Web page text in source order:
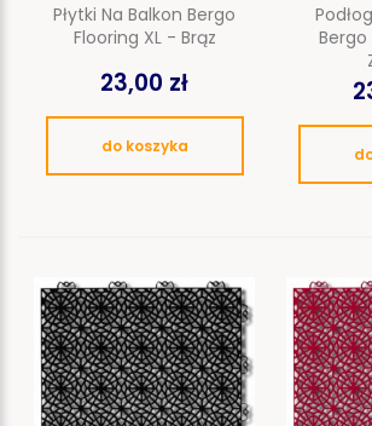
Płytki Na Balkon Bergo
Flooring XL - Brąz
23,00 zł
do koszyka
Bergo